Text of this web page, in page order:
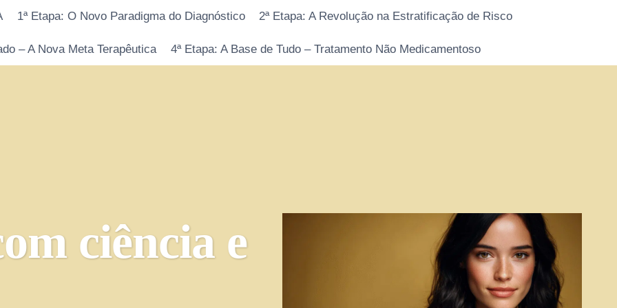
1ª Etapa: O Novo Paradigma do Diagnóstico 2ª Etapa: A Revolução na Estratificação de Risco
– A Nova Meta Terapêutica 4ª Etapa: A Base de Tudo – Tratamento Não Medicamentoso
ciência e